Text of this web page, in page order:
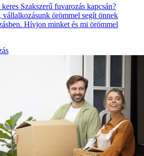
Szakszerű fuvarozás kapcsán?
vállalkozásunk örömmel segít önnek
Hívjon minket és mi örömmel